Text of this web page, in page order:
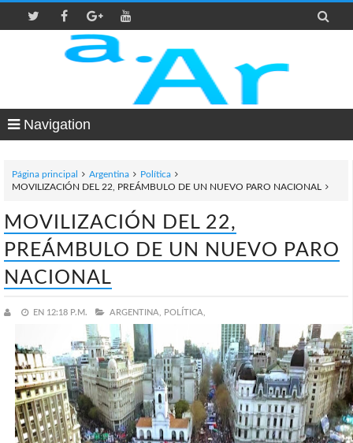

Navigation
Página principal Argentina
Política
MOVILIZACIÓN DEL 22, PREÁMBULO DE UN NUEVO PARO NACIONAL
MOVILIZACIÓN DEL 22,
PREÁMBULO DE UN NUEVO PARO
NACIONAL
EN 12:18 P.M. ARGENTINA, POLÍTICA,